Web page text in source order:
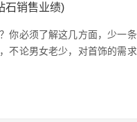
石销售业绩)
你必须了解这几方面，少一
不论男女老少，对首饰的需求